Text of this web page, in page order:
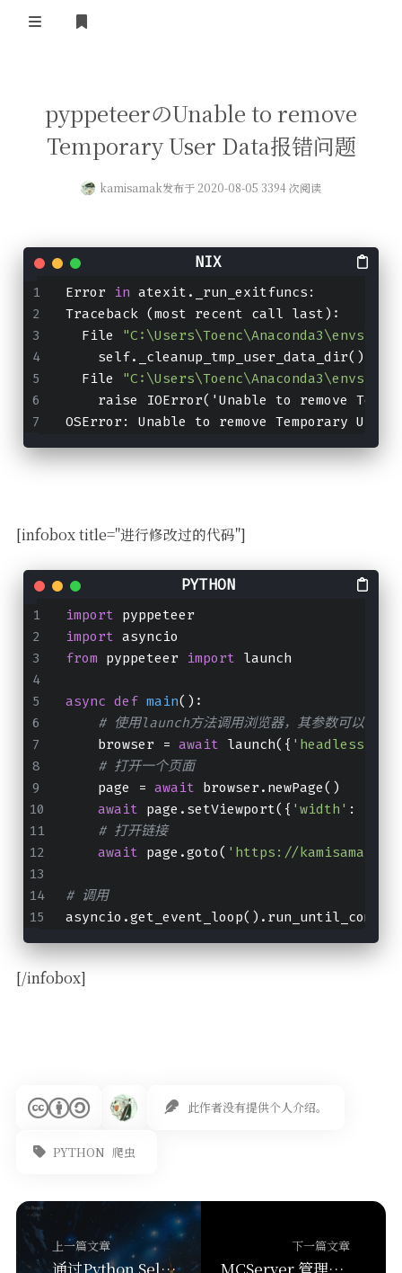
pyppeteerのUnable to remove
Temporary User Data报错问题
kamisamak发布于 2020-08-05 3394 次阅读
Error in atexit.
_run_exitfuncs:
Traceback (most recent call last):
  File
"C: \Users\Toenc\Anaconda3\envs
    self._cleanup_tmp_user_data_dir()
  File
"C: \Users\Toenc\Anaconda3\envs
raise IOError('Unable to remove
OSError:
Unable to remove Temporary User
[infobox title="进行修改过的代码"]
import pyppeteer
import asyncio
from pyppeteer import launch
async def main():
# 使用launch方法调用浏览器，其参数可以传递
    browser =
await launch({ 'headless'
# 打开一个页面
    page =
await browser.newPage()
await page.setViewport({ 'width' :
# 打开链接
await page.goto( 'https://
# 调用
[/infobox]
此作者没有提供个人介绍。
PYTHON 爬虫
上一篇文章
通过Python Selenium多进程爬取优书网书籍信息并实时写入CSV
下一篇文章
MCServer 管理面板安装